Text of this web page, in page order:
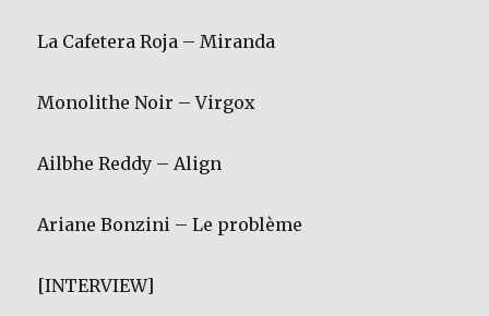
La Cafetera Roja – Miranda
Monolithe Noir – Virgox
Ailbhe Reddy – Align
Ariane Bonzini – Le problème
[INTERVIEW]